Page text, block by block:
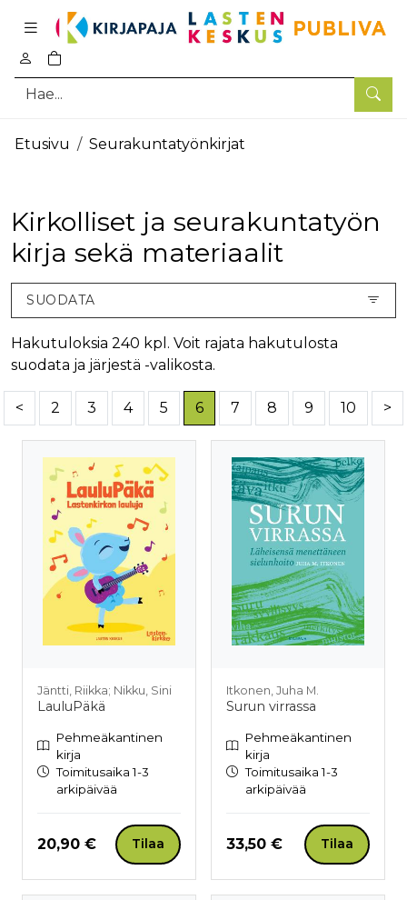
Hae
0
tuotetta ostoskorissa
Pääsisältö
Etusivu Seurakuntatyönkirjat
Kirkolliset ja seurakuntatyön
kirja sekä materiaalit
SUODATA
Hakutuloksia 240 kpl. Voit rajata hakutulosta
suodata ja järjestä -valikosta.
< 2 3 4 5 6 7 8 9 10 >
Jäntti, Riikka; Nikku, Sini
LauluPäkä
Pehmeäkantinen
kirja
Toimitusaika 1-3
arkipäivää
Hinta nyt
20,90 € Tilaa
Itkonen, Juha M.
Surun virrassa
Pehmeäkantinen
kirja
Toimitusaika 1-3
arkipäivää
Hinta nyt
33,50 € Tilaa